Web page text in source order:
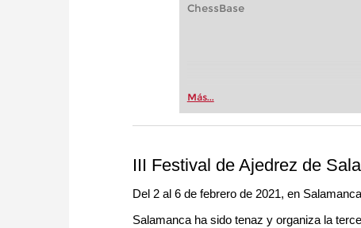
ChessBase
Más...
III Festival de Ajedrez de
Del 2 al 6 de febrero de 2021, en Salamanca
Salamanca ha sido tenaz y organiza la